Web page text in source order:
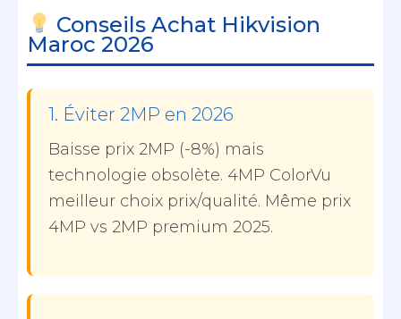
Conseils Achat Hikvision
Maroc 2026
1. Éviter 2MP en 2026
Baisse prix 2MP (-8%) mais
technologie obsolète. 4MP ColorVu
meilleur choix prix/qualité. Même prix
4MP vs 2MP premium 2025.